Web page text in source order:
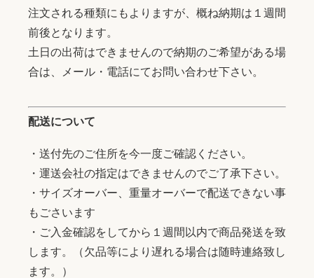
注文される種類にもよりますが、概ね納期は１週間
前後となります。
土日の出荷はできませんので納期のご希望がある場
合は、メール・電話にてお問い合わせ下さい。
配送について
・送付先のご住所を今一度ご確認ください。
・運送会社の指定はできませんのでご了承下さい。
・サイズオーバー、重量オーバーで配送できない事
もごさいます
・ご入金確認をしてから１週間以内で商品発送を致
します。（欠品等により遅れる場合は随時連絡致し
ます。）